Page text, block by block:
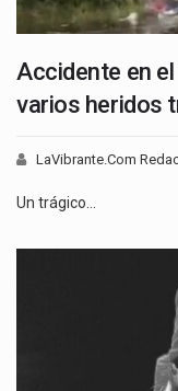
Accidente en
varios heridos
LaVibrante.Com
Un trágico…